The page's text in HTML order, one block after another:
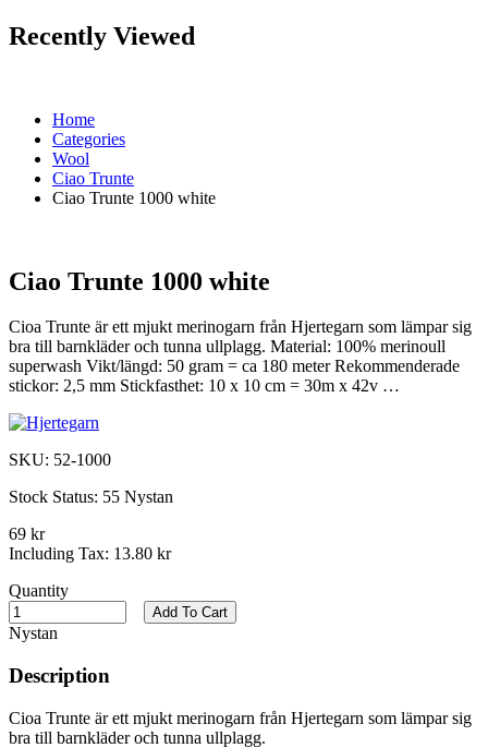
Recently Viewed
Home
Categories
Wool
Ciao Trunte
Ciao Trunte 1000 white
Ciao Trunte 1000 white
Cioa Trunte är ett mjukt merinogarn från Hjertegarn som lämpar sig
bra till barnkläder och tunna ullplagg. Material: 100% merinoull
superwash Vikt/längd: 50 gram = ca 180 meter Rekommenderade
stickor: 2,5 mm Stickfasthet: 10 x 10 cm = 30m x 42v …
SKU: 52-1000
Stock Status: 55 Nystan
69 kr
Including Tax: 13.80 kr
Quantity
Nystan
Add To Cart
Description
Cioa Trunte är ett mjukt merinogarn från Hjertegarn som lämpar sig
bra till barnkläder och tunna ullplagg.